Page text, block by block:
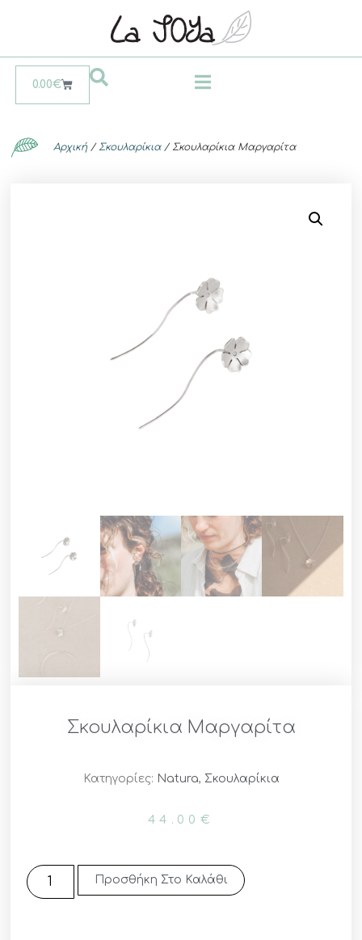
0.00€
Αρχική/ Σκουλαρίκια/ Σκουλαρίκια Μαργαρίτα
Σκουλαρίκια Μαργαρίτα
Κατηγορίες: Natura, Σκουλαρίκια
44.00 €
Προσθήκη Στο Καλάθι